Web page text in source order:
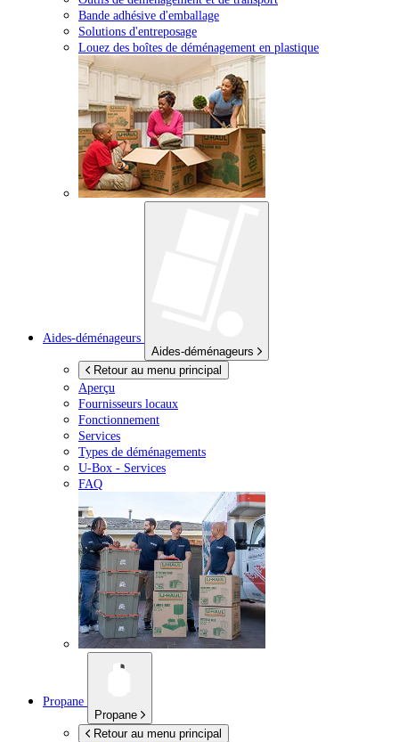
Bande adhésive d'emballage
Solutions d'entreposage
Louez des boîtes de déménagement en plastique
Aides-déménageurs
Aides-déménageurs
Retour au menu principal
Aperçu
Fournisseurs locaux
Fonctionnement
Services
Types de déménagements
U-Box - Services
FAQ
Propane
Propane
Retour au menu principal